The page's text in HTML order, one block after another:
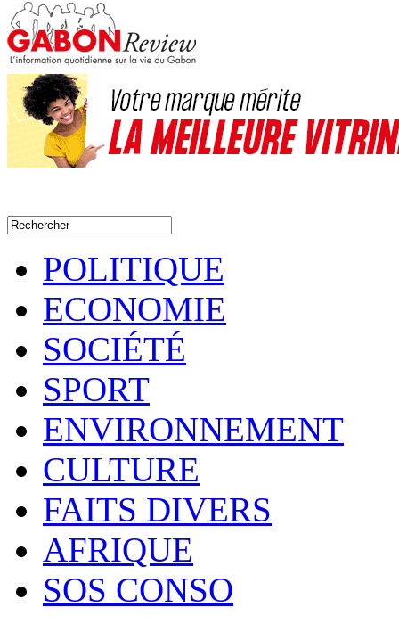
POLITIQUE
ECONOMIE
SOCIÉTÉ
SPORT
ENVIRONNEMENT
CULTURE
FAITS DIVERS
AFRIQUE
SOS CONSO